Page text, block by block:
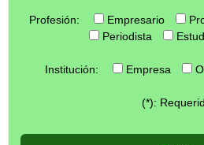
Profesión: Empresario
Periodista
Institución: Empresa
(*):